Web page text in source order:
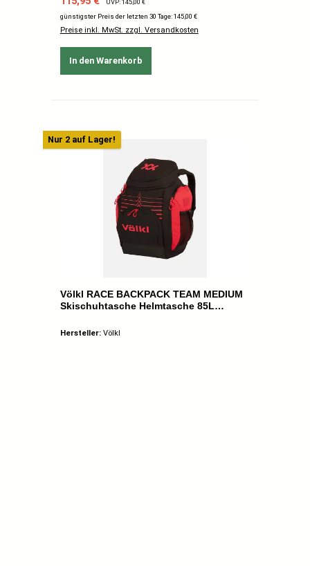
UVP: 145,00 €
günstigster Preis der letzten 30 Tage: 145,00 €
Preise inkl. MwSt. zzgl. Versandkosten
In den Warenkorb
Nur 2 auf Lager!
Völkl RACE BACKPACK TEAM MEDIUM
Skischuhtasche Helmtasche 85L
Hersteller: Völkl